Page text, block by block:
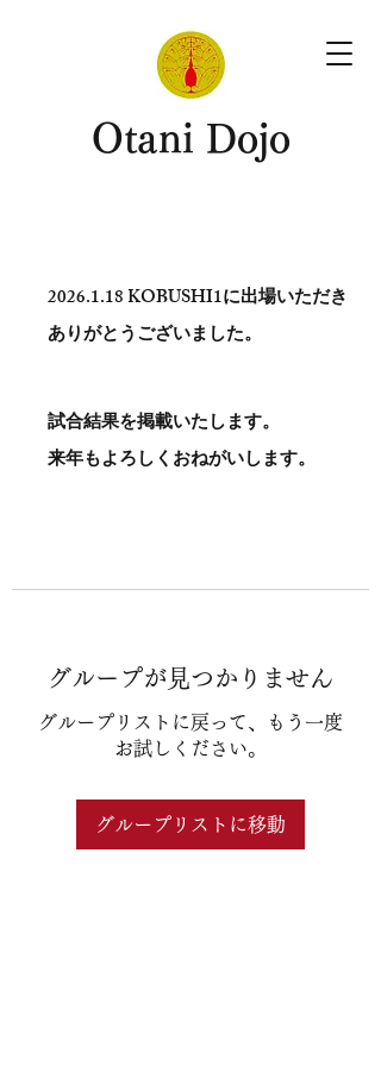
​Otani Dojo
2026.1.18KOBUSHI1に出場いただき
ありがとう​ございました。
試合結果を掲載いたします。
​来年もよろしくおねがいします。
グループが見つかりません
グループリストに戻って、もう一度
お試しください。
グループリストに移動